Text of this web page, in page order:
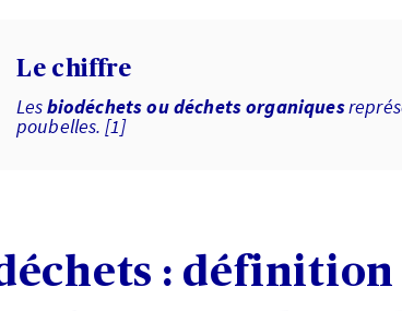
Le chiffre
Lesbiodéchets ou déchets organiques
poubelles. [1]
: définition